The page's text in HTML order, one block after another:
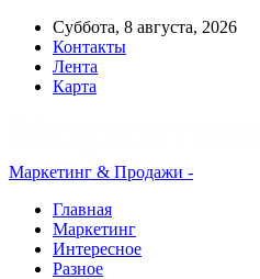
Суббота, 8 августа, 2026
Контакты
Лента
Карта
Маркетинг & Продажи -
Главная
Маркетинг
Интересное
Разное